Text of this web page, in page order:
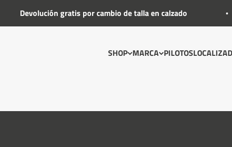
Devolución gratis por cambio de talla en calzado
SHOP MARCA PILOTOS